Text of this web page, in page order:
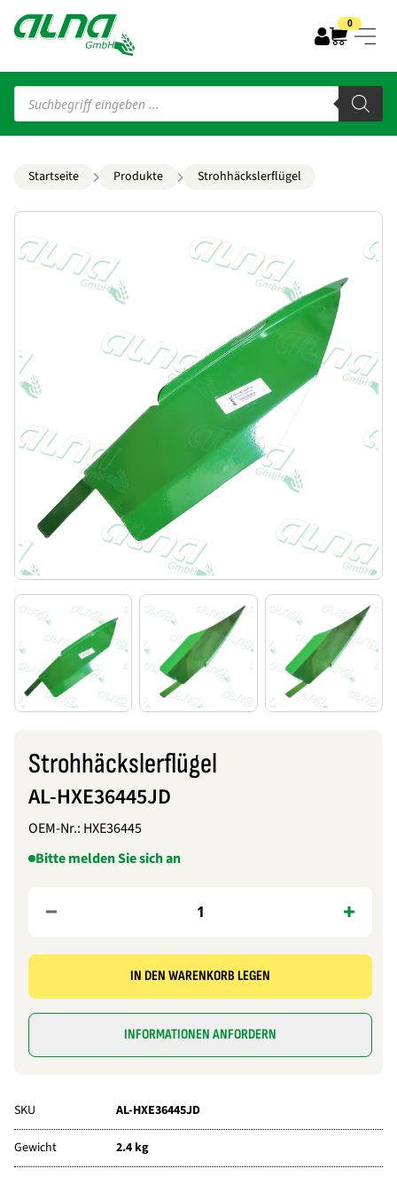
0
Products
search
Startseite Produkte Strohhäckslerflügel
Strohhäckslerflügel
AL-HXE36445JD
OEM-Nr.: HXE36445
Bitte melden Sie sich an
IN DEN WARENKORB LEGEN
INFORMATIONEN ANFORDERN
SKU AL-HXE36445JD
Gewicht 2.4 kg